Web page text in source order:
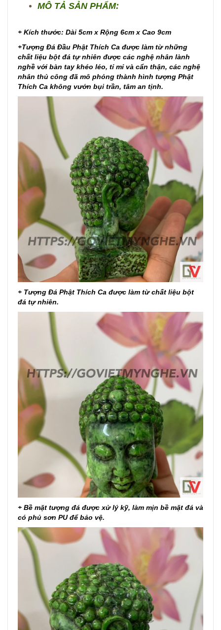
MÔ TẢ SẢN PHẨM:
+ Kích thước: Dài 5cm x Rộng 6cm x Cao 9cm
+Tượng Đá Đầu Phật Thích Ca được làm từ những
chất liệu bột đá tự nhiên được các nghệ nhân lành
nghề với bàn tay khéo léo, tỉ mỉ và cẩn thận, các nghệ
nhân thủ công đã mô phỏng thành hình tượng Phật
Thích Ca không vướn bụi trần, tâm an tịnh.
+ Tượng Đá Phật Thích Ca được làm từ chất liệu bột
đá tự nhiên.
+ Bề mặt tượng đá được xử lý kỹ, làm mịn bề mặt đá và
có phủ sơn PU để bảo vệ.